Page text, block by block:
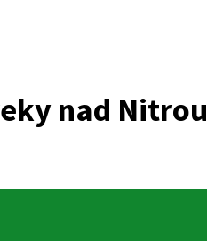
nad Nitrou